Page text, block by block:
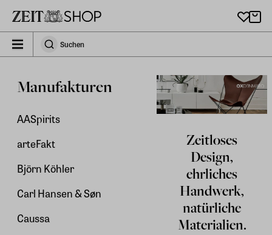
zeit_storefront.components.search.collapsed
SuchenSuchen
Manufakturen
AASpirits
arteFakt
Björn Köhler
Carl Hansen & Søn
Caussa
Zeitloses
Design,
ehrliches
Handwerk,
natürliche
Materialien.